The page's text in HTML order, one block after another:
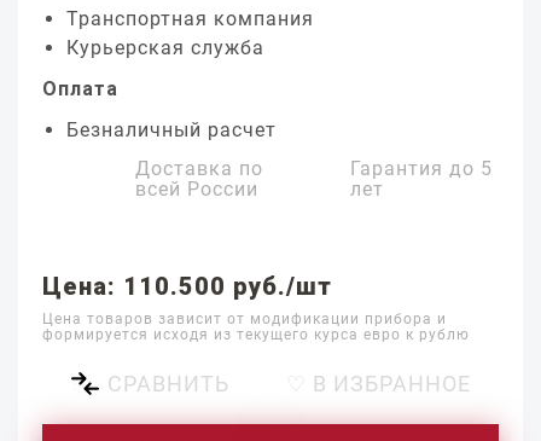
Транспортная компания
Курьерская служба
Оплата
Безналичный расчет
Доставка по
всей России
Гарантия до 5
лет
Цена: 110.500 руб./шт
Цена товаров зависит от модификации прибора и
формируется исходя из текущего курса евро к рублю
СРАВНИТЬ ♡ В ИЗБРАННОЕ